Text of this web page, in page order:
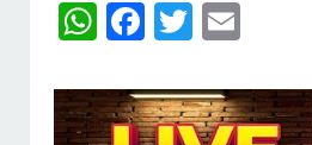
WhatsApp
Facebook
Twitter
Email